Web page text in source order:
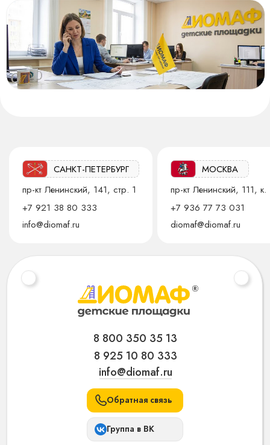
САНКТ-ПЕТЕРБУРГ
пр-кт Ленинский, 141, стр. 1
+7 921 38 80 333
info@diomaf.ru
МОСКВА
пр-кт Ленинский, 111, к.
+7 936 77 73 031
diomaf@diomaf.ru
8 800 350 35 13
8 925 10 80 333
info@diomaf.ru
Обратная связь
Группа в ВК